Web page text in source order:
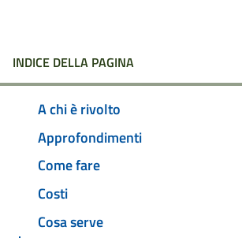
INDICE DELLA PAGINA
A chi è rivolto
Approfondimenti
Come fare
Costi
Cosa serve